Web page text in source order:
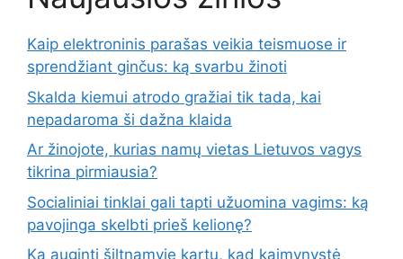
Kaip elektroninis parašas veikia teismuose ir
sprendžiant ginčus: ką svarbu žinoti
Skalda kiemui atrodo gražiai tik tada, kai
nepadaroma ši dažna klaida
Ar žinojote, kurias namų vietas Lietuvos vagys
tikrina pirmiausia?
Socialiniai tinklai gali tapti užuomina vagims: ką
pavojinga skelbti prieš kelionę?
Ką auginti šiltnamyje kartu, kad kaimynystė